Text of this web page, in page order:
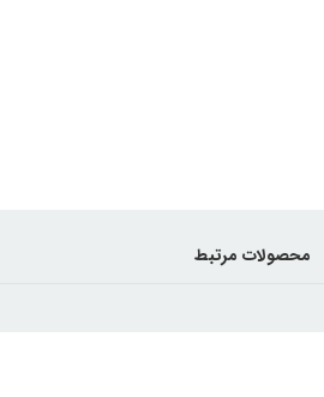
محصولات مرتبط